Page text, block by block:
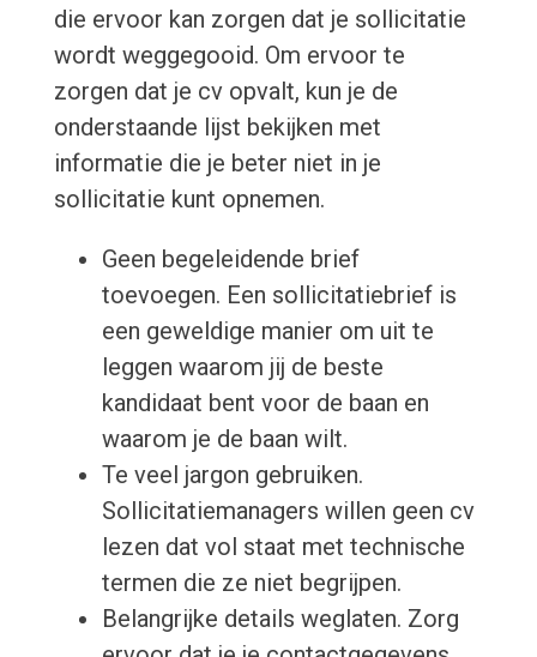
die ervoor kan zorgen dat je sollicitatie
wordt weggegooid. Om ervoor te
zorgen dat je cv opvalt, kun je de
onderstaande lijst bekijken met
informatie die je beter niet in je
sollicitatie kunt opnemen.
Geen begeleidende brief
toevoegen. Een sollicitatiebrief is
een geweldige manier om uit te
leggen waarom jij de beste
kandidaat bent voor de baan en
waarom je de baan wilt.
Te veel jargon gebruiken.
Sollicitatiemanagers willen geen cv
lezen dat vol staat met technische
termen die ze niet begrijpen.
Belangrijke details weglaten. Zorg